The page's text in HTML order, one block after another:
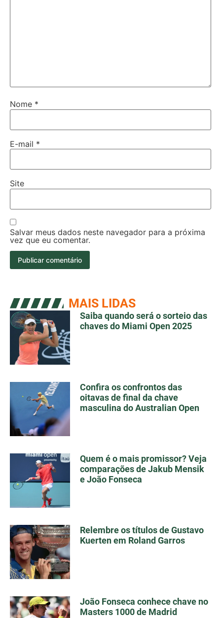
Nome *
E-mail *
Site
Salvar meus dados neste navegador para a próxima
vez que eu comentar.
MAIS LIDAS
Saiba quando será o sorteio das
chaves do Miami Open 2025
Confira os confrontos das
oitavas de final da chave
masculina do Australian Open
Quem é o mais promissor? Veja
comparações de Jakub Mensik
e João Fonseca
Relembre os títulos de Gustavo
Kuerten em Roland Garros
João Fonseca conhece chave no
Masters 1000 de Madrid